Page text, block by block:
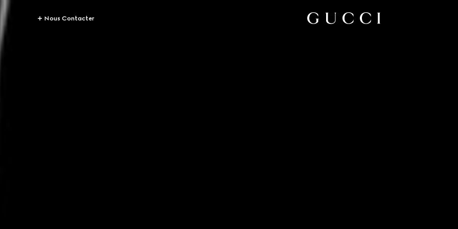
Nous Contacter